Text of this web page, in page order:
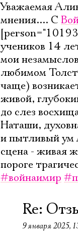
Уважаемая
мнения.... С
учеников 14
мои
любимом
чаще)
живой,
до слез
Наташи,
и пытливый ум
сцена - живая
пороге
#войнаимир
Re:
9 января 2025,